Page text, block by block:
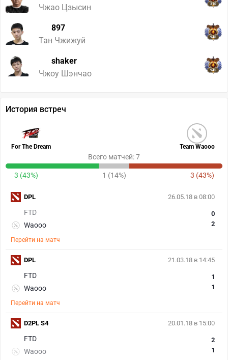
Чжао Цзысин
310
897
Тан Чжижуй
946
shaker
Чжоу Шэнчао
945
История встреч
For The Dream Team Waooo
Всего матчей: 7
3 (43%) 1 (14%) 3 (43%)
26.05.18 в 08:00
FTD
Waooo
0
2
Перейти на матч
DPL
21.03.18 в 14:45
FTD
Waooo
1
1
Перейти на матч
DPL
20.01.18 в 15:00
FTD
Waooo
2
1
D2PL S4